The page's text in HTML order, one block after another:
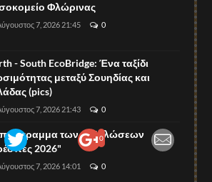
0
Φλώρινας
7, 2026 21:45 0
- South EcoBridge: Ένα ταξίδι
μεταξύ Σουηδίας και
(pics)
7, 2026 21:43 0
των εκδηλώσεων
2026"
7, 2026 14:01 0